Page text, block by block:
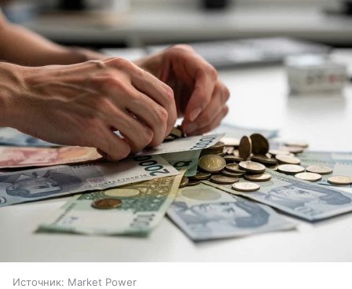
Источник: Market Power